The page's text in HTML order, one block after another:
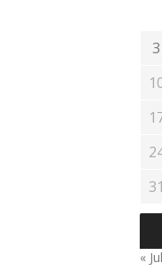
3
31
« Jul